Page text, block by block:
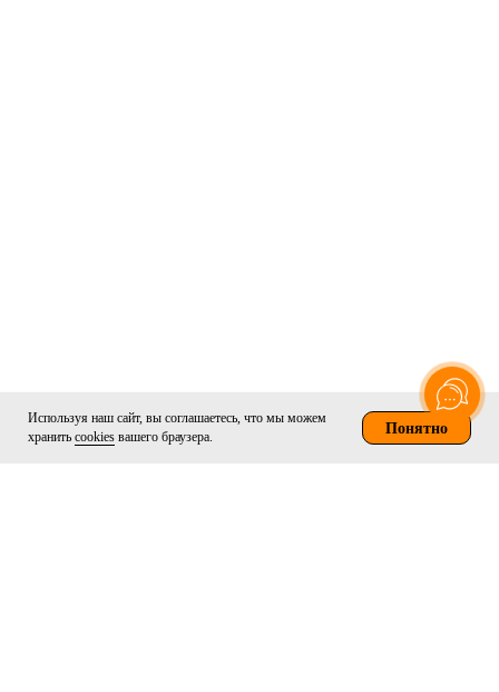
Используя наш сайт, вы соглашаетесь, что мы можем
хранить cookies вашего браузера.
Понятно